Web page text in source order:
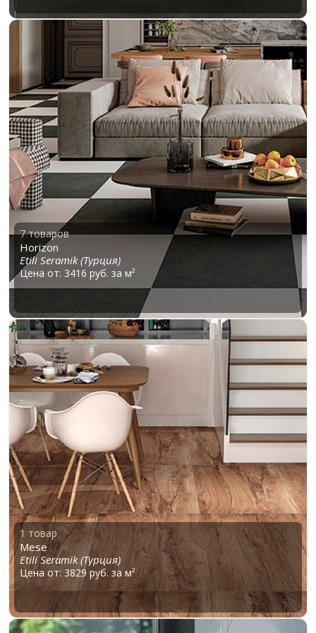
7 товаров
Horizon
Etili Seramik (Турция)
Цена от: 3416 руб. за м²
1 товар
Mese
Etili Seramik (Турция)
Цена от: 3829 руб. за м²